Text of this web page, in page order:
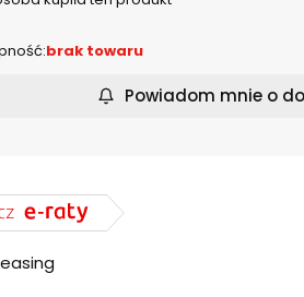
brak towaru
Powiadom mnie o